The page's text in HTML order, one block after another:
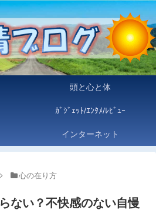
頭と心と体
ｶﾞｼﾞｪｯﾄ/ｴﾝﾀﾒ/ﾚﾋﾞｭｰ
インターネット
心の在り方
ない？不快感のない自慢